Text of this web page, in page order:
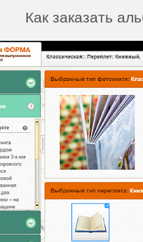
Как заказать